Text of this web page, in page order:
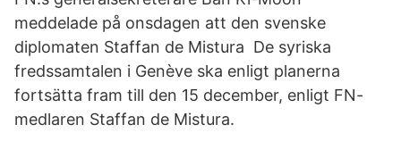
meddelade på onsdagen att den svenske
diplomaten Staffan de Mistura De syriska
fredssamtalen i Genève ska enligt planerna
fortsätta fram till den 15 december, enligt FN-
medlaren Staffan de Mistura.